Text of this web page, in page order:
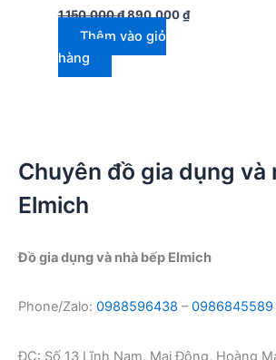
1.150.000₫ Giá
là:
1.150.000 ₫.
890.000₫Giá
hiện
Thêm vào giỏ
hàng
Chuyên đồ gia dụng và
Elmich
Đồ gia dụng và nhà bếp Elmich
Phone/Zalo: 0988596438 –0986845589
ĐC: Số 13 Lĩnh Nam, Mai Động, Hoàng